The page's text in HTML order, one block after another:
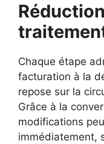
Chaque étape
facturation à la
repose sur la
Grâce à la
modifications
immédiatement,